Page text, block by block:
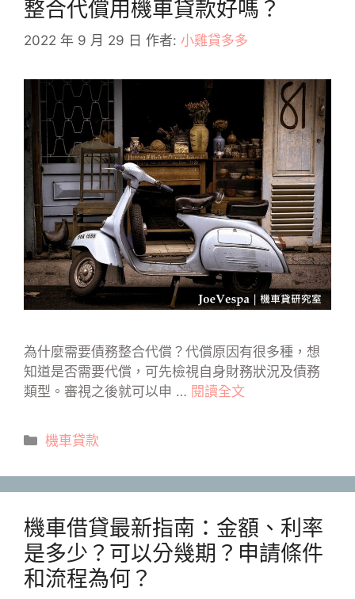
整合代償用機車貸款好嗎？
2022 年 9 月 29 日 作者: 小雞貸多多
為什麼需要債務整合代償？代償原因有很多種，想
知道是否需要代償，可先檢視自身財務狀況及債務
類型。審視之後就可以申 … 閱讀全文
分
機車貸款
機車借貸最新指南：金額、利率
是多少？可以分幾期？申請條件
和流程為何？